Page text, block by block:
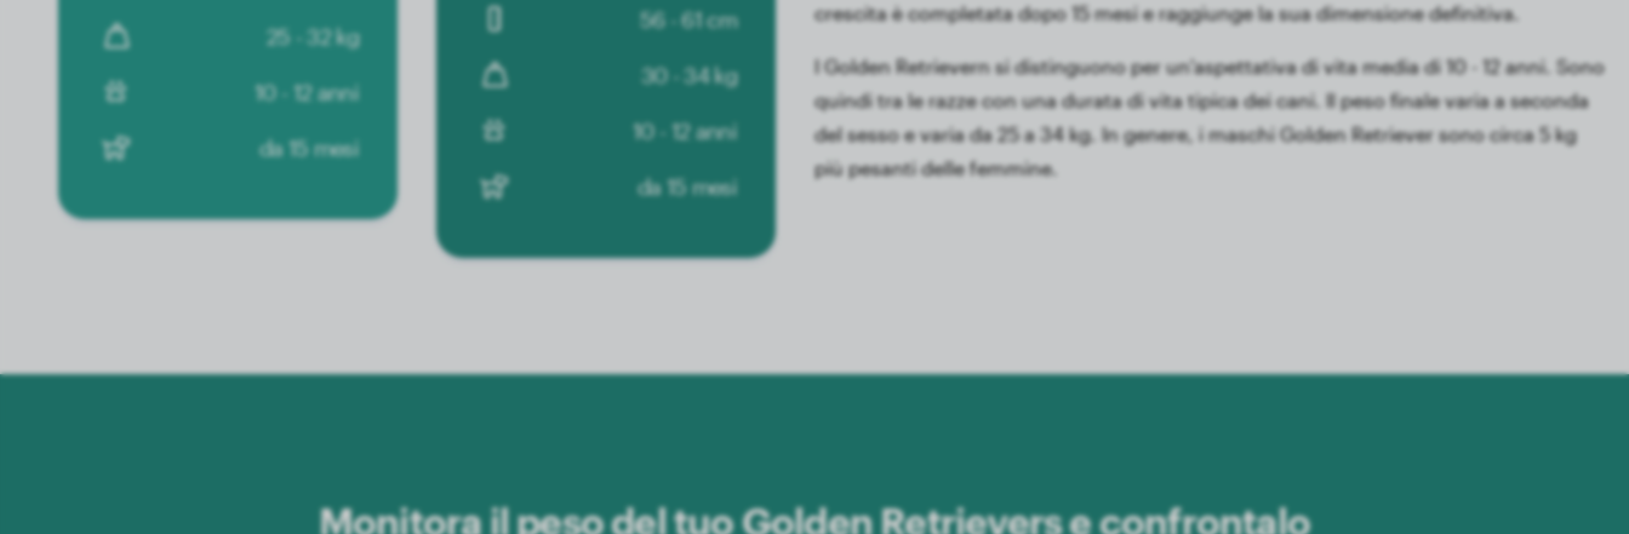
25 - 32 kg
10 - 12 anni
da 15 mesi
56 - 61 cm
30 - 34 kg
10 - 12 anni
da 15 mesi
crescita è completata dopo 15 mesi e raggiunge la sua dimensione definitiva.
I Golden Retrievern si distinguono per un'aspettativa di vita media di 10 - 12 anni. Sono
quindi tra le razze con una durata di vita tipica dei cani. Il peso finale varia a seconda
del sesso e varia da 25 a 34 kg. In genere, i maschi Golden Retriever sono circa 5 kg
più pesanti delle femmine.
Monitora il peso del tuo Golden Retrievers e confrontalo